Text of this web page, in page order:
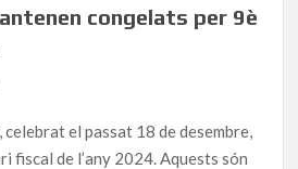
congelats per 9è
el passat 18 de desembre,
fiscal de l’any 2024. Aquests són